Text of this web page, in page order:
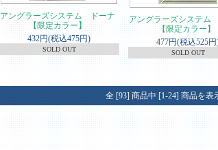
アングラーズシステム ドーナ
【限定カラー】
432円(税込475円)
SOLD OUT
アングラーズシステム
【限定カラー】
477円(税込525
SOLD OUT
全 [93] 商品中 [1-24] 商品を表